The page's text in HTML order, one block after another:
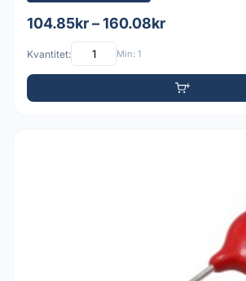
104.85kr – 160.08kr
Kvantitet: Min: 1